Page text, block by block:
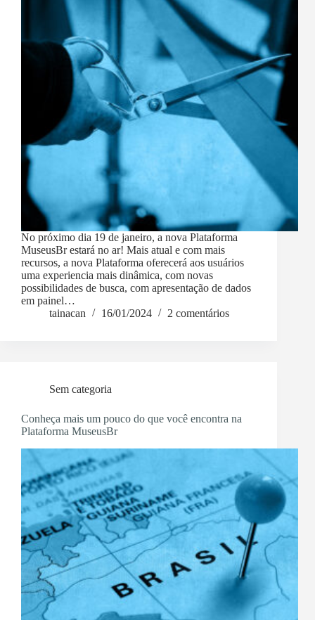
No próximo dia 19 de janeiro, a nova Plataforma
MuseusBr estará no ar! Mais atual e com mais
recursos, a nova Plataforma oferecerá aos usuários
uma experiencia mais dinâmica, com novas
possibilidades de busca, com apresentação de dados
em painel…
tainacan
16/01/2024 2 comentários
Sem categoria
Conheça mais um pouco do que você encontra na
Plataforma MuseusBr